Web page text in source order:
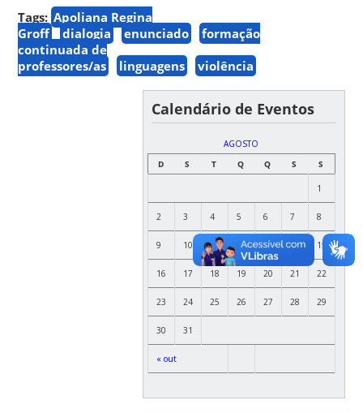
Tags: Apoliana Regina
Groff
dialogia enunciado
formação
continuada de
professores/as
linguagens violência
Calendário de Eventos
AGOSTO
D
S T Q Q S S
« out
1
2 3 4 5 6 7 8
9 10 11 12 13 14 15
16 17 18 19 20 21 22
23 24 25 26 27 28 29
30 31